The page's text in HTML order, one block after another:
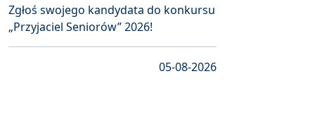
Zgłoś swojego kandydata do konkursu
„Przyjaciel Seniorów” 2026!
05-08-2026